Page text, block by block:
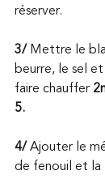
réserver.
3/ Mettre le
beurre, le sel
faire chauffer
5.
4/ Ajouter le
de fenouil et la